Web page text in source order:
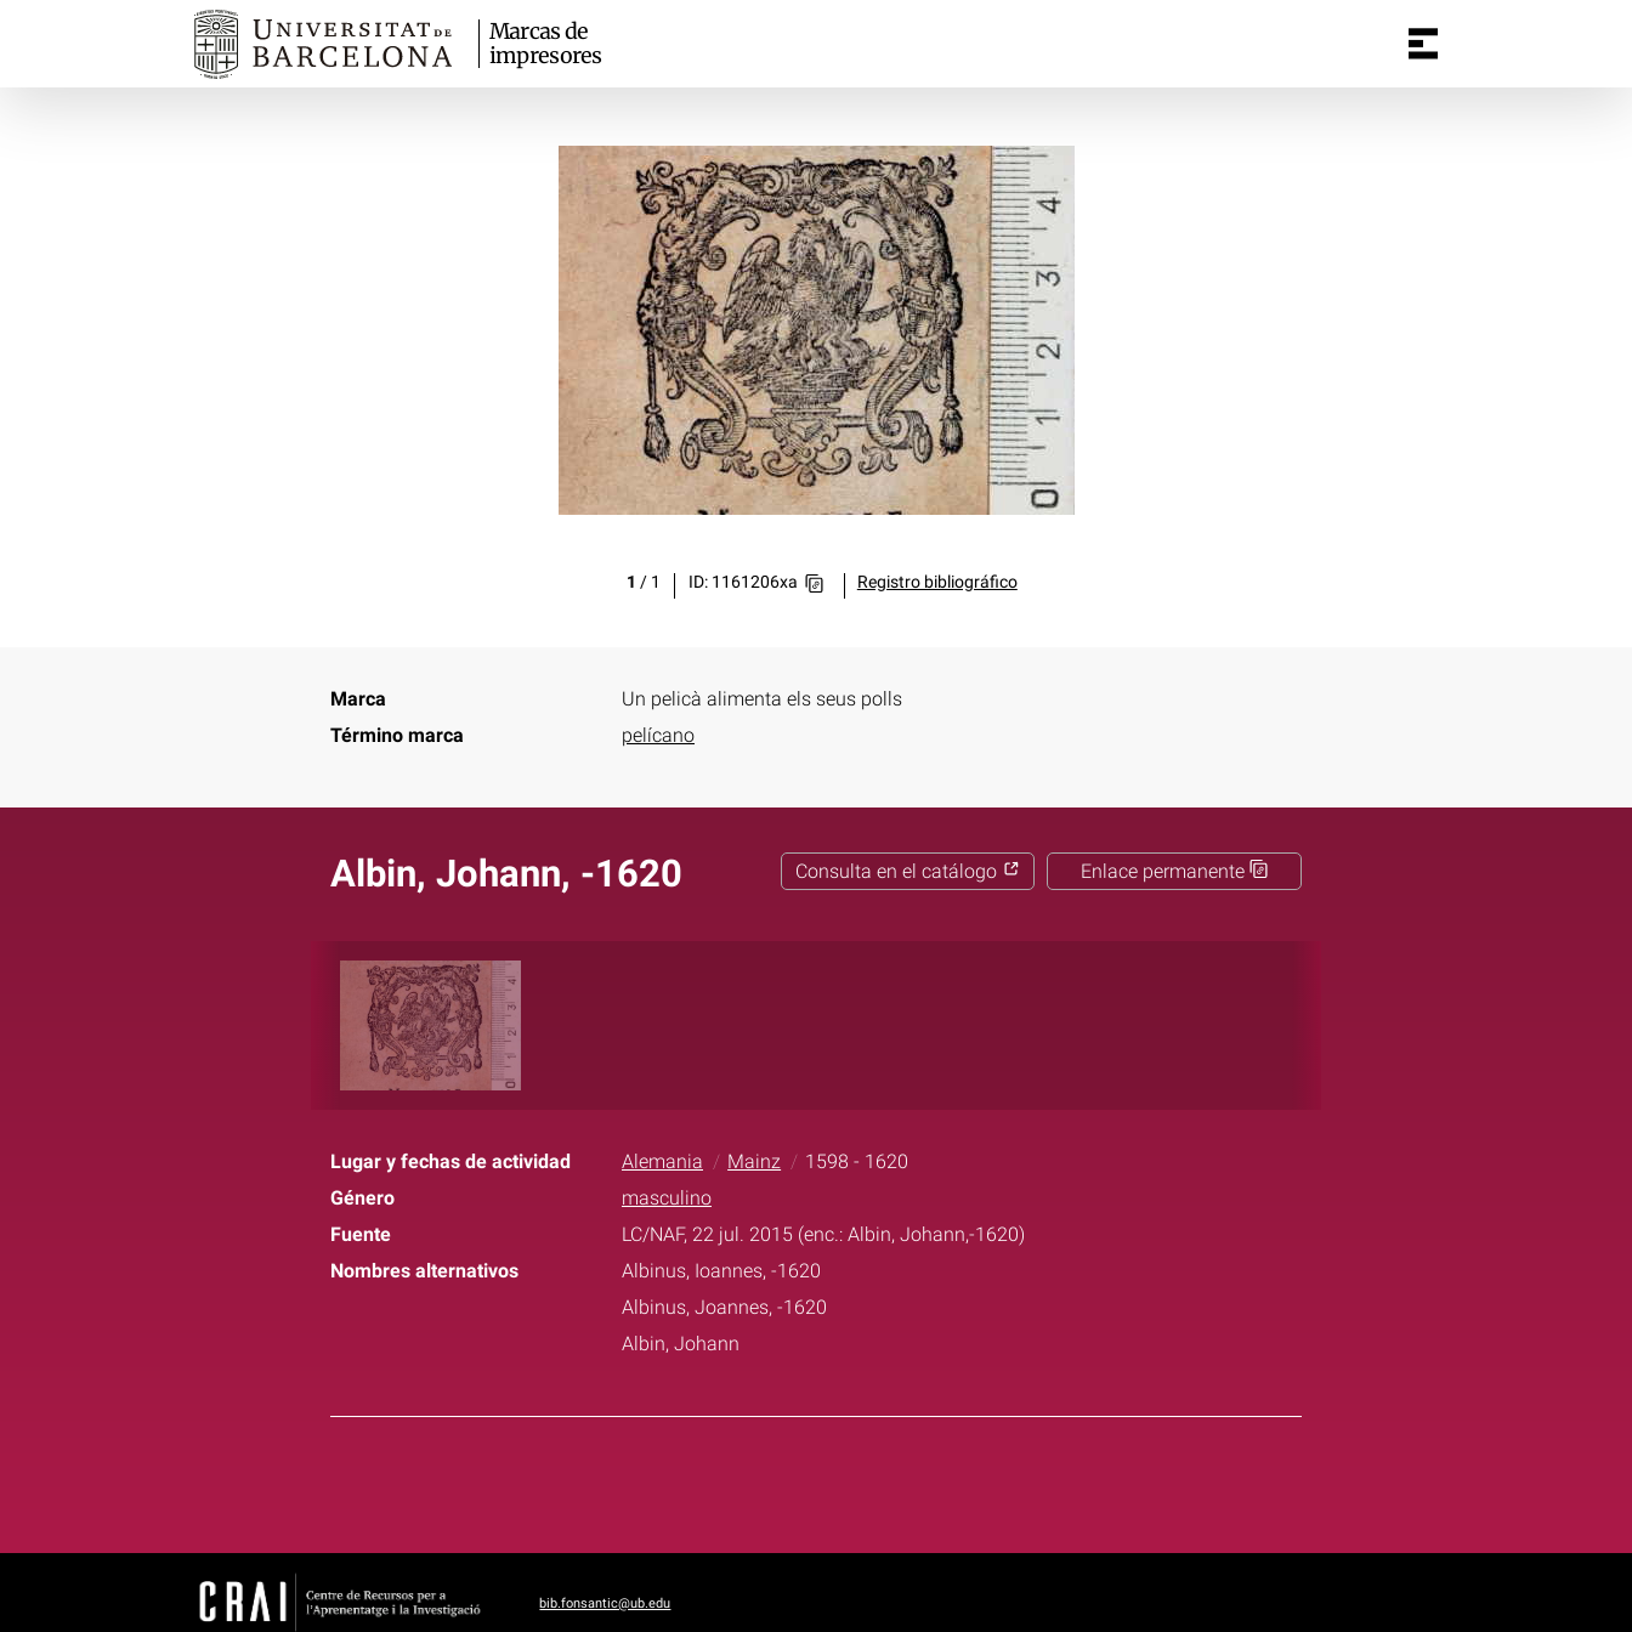
Marcas de
impresores
1 / 1 ID: 1161206xa Registro bibliográfico
Marca
Un pelicà alimenta els seus polls
Término marca
pelícano
Albin, Johann, -1620 Enlace permanente
Consulta en el catálogo
Lugar y fechas de actividad Alemania Mainz
1598 - 1620
Género
masculino
Fuente
LC/NAF, 22 jul. 2015 (enc.: Albin, Johann,-1620)
Nombres alternativos
Albinus, Ioannes, -1620
Albinus, Joannes, -1620
Albin, Johann
bib.fonsantic@ub.edu